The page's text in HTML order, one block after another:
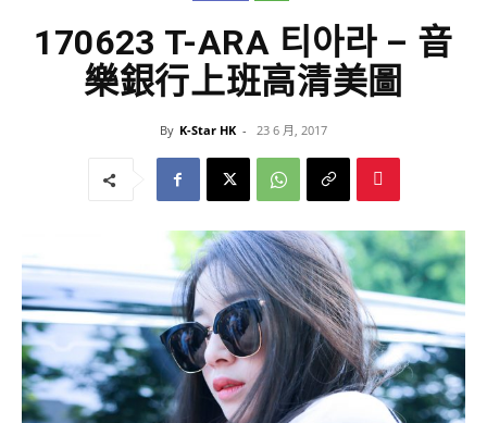
170623 T-ARA 티아라 – 音
樂銀行上班高清美圖
By K-Star HK - 23 6 月, 2017